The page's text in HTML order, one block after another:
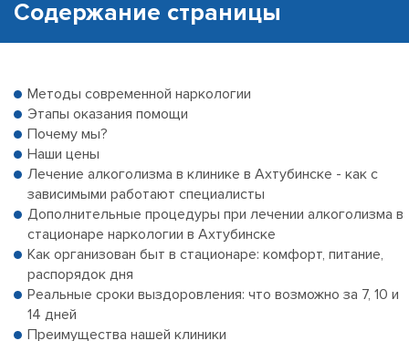
Содержание страницы
Методы современной наркологии
Этапы оказания помощи
Почему мы?
Наши цены
Лечение алкоголизма в клинике в Ахтубинске - как с
зависимыми работают специалисты
Дополнительные процедуры при лечении алкоголизма в
стационаре наркологии в Ахтубинске
Как организован быт в стационаре: комфорт, питание,
распорядок дня
Реальные сроки выздоровления: что возможно за 7, 10 и
14 дней
Преимущества нашей клиники